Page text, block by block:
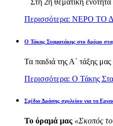
Περισσότερα: ΝΕΡΟ
Ο Τάκης Σταματάκης στο δρόμο
Τα παιδιά της Α΄ τάξης
Περισσότερα: Ο Τάκης
Σχέδιο Δράσης σχολείου για τα
Το όραμά μας «Σκοπός